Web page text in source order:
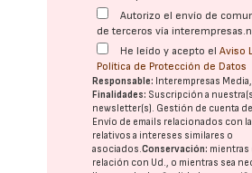
Autorizo el envío de
de terceros vía
He leído y acepto elAviso
Política de Protección de Datos
Responsable: Interempresas Media,
Finalidades: Suscripción a
newsletter(s). Gestión de cuenta
Envío de emails relacionados con
relativos a intereses similares o
asociados.Conservación: mientras
relación con Ud., o mientras sea